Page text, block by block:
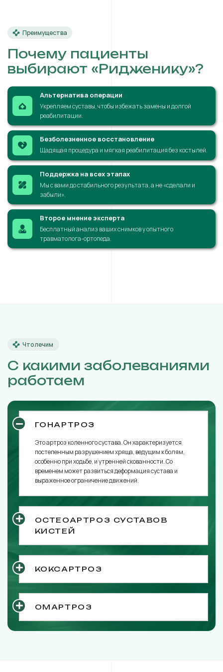
Преимущества
Почему пациенты
выбирают «Ридженику»?
Альтернатива операции
Укрепляем суставы, чтобы избежать замены и долгой
реабилитации.
Безболезненное восстановление
Щадящая процедура и мягкая реабилитация без костылей.
Поддержка на всех этапах
Мы с вами до стабильного результата, а не «сделали и
забыли».
Второе мнение эксперта
Бесплатный анализ ваших снимков у опытного
травматолога-ортопеда.
Что лечим
С какими заболеваниями
работаем
ГОНАРТРОЗ
Это артроз коленного сустава. Он характеризуется
постепенным разрушением хряща, ведущим к болям,
особенно при ходьбе, и утренней скованности. Со
временем может развиться деформация сустава и
выраженное ограничение движений.
ОСТЕОАРТРОЗ СУСТАВОВ
КИСТЕЙ
КОКСАРТРОЗ
ОМАРТРОЗ